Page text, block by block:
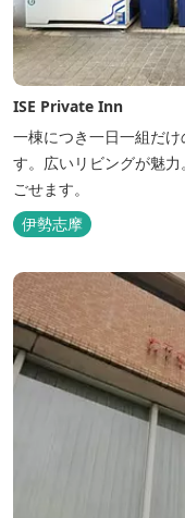
ISE Private Inn
一棟につき一日一組だ
す。広いリビングが魅
ごせます。
伊勢志摩